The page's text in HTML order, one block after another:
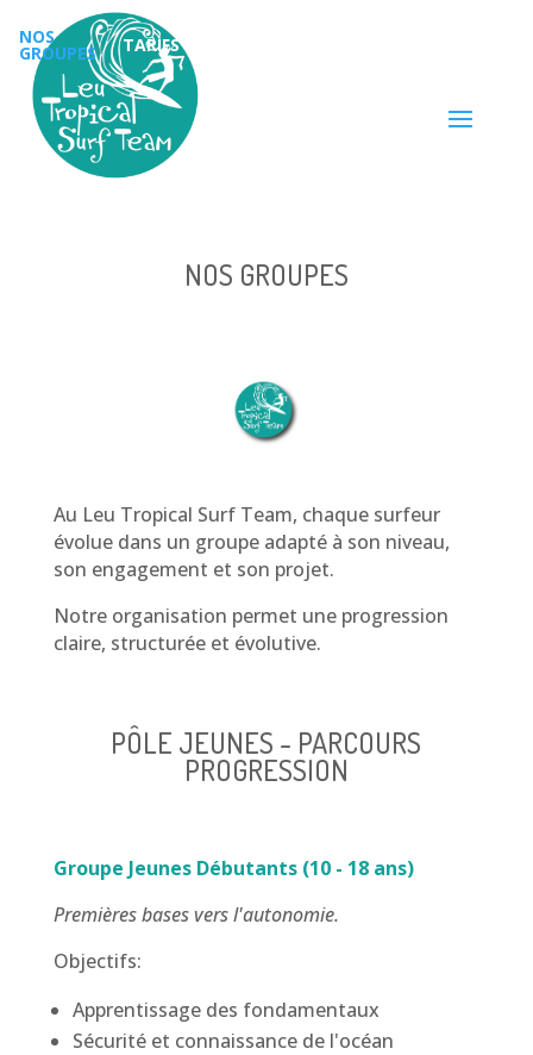
NOS
GROUPES TARIFS
NOS GROUPES
Au Leu Tropical Surf Team, chaque surfeur
évolue dans un groupe adapté à son niveau,
son engagement et son projet.
Notre organisation permet une progression
claire, structurée et évolutive.
PÔLE JEUNES - PARCOURS
PROGRESSION
Groupe Jeunes Débutants (10 - 18 ans)
Premières bases vers l'autonomie.
Objectifs:
Apprentissage des fondamentaux
Sécurité et connaissance de l'océan